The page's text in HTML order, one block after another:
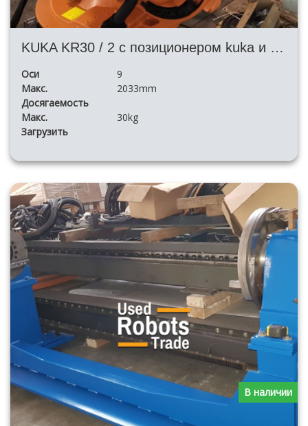
KUKA KR30 / 2 с позиционером kuka и сварочной системой SKS 400 или Fronius
Оси
9
Макс.
Досягаемость
2033mm
Макс.
Загрузить
30kg
В наличии